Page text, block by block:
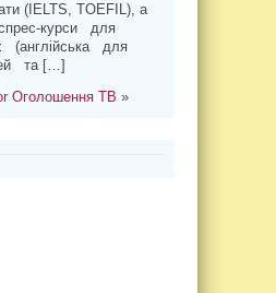
(IELTS, TOEFIL), а
курси для
(англійська для
та […]
Оголошення ТВ »